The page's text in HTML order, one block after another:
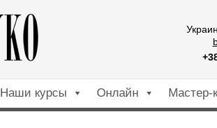
Наши курсы Онлайн Мастер-